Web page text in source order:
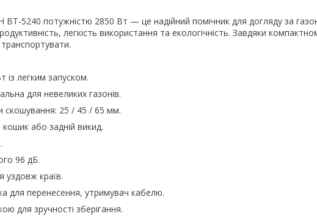
BT-5240 потужністю 2850 Вт — це надійний помічник для догляду за
легкість використання та екологічність. Завдяки
транспортувати.
із легким запуском.
для невеликих газонів.
скошування: 25 / 45 / 65 мм.
або задній викид.
96 дБ.
країв.
для перенесення, утримувач кабелю.
для зручності зберігання.